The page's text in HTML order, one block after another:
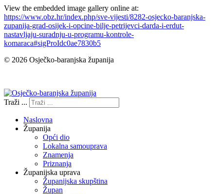
View the embedded image gallery online at:
https://www.obz.hr/index.php/sve-vijesti/8282-osjecko-baranjska-
zupanija-grad-osijek-i-opcine-bilje-petrijevci-darda-i-erdut-
nastavljaju-suradnju-u-programu-kontrole-
komaraca#sigProIdc0ae7830b5
© 2026 Osječko-baranjska županija
Traži ...
Naslovna
Županija
Opći dio
Lokalna samouprava
Znamenja
Priznanja
Županijska uprava
Županijska skupština
Župan